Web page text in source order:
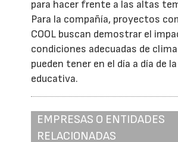
para hacer frente a las altas
Para la compañía, proyectos
COOL buscan demostrar el
condiciones adecuadas de
pueden tener en el día a día de
educativa.
EMPRESAS O ENTIDADES
RELACIONADAS